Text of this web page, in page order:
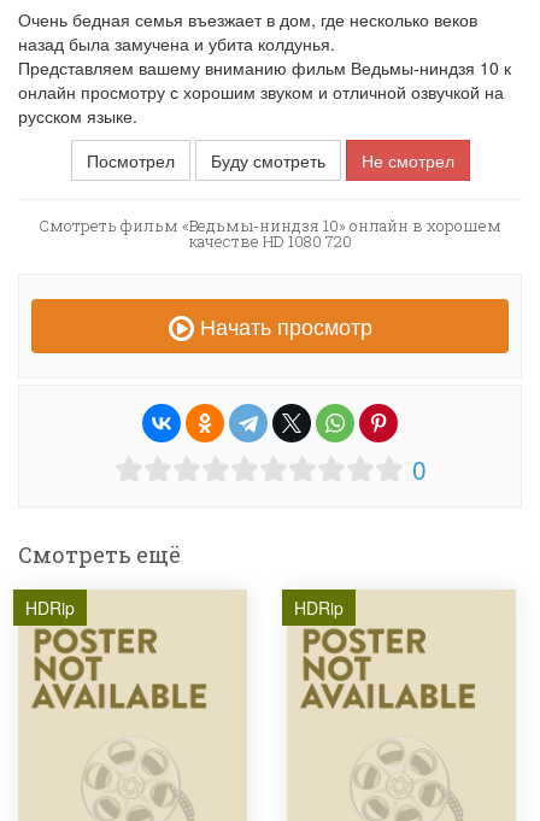
Очень бедная семья въезжает в дом, где несколько веков
назад была замучена и убита колдунья.
Представляем вашему вниманию фильм Ведьмы-ниндзя 10 к
онлайн просмотру с хорошим звуком и отличной озвучкой на
русском языке.
Посмотрел
Буду смотреть Не смотрел
Смотреть фильм «Ведьмы-ниндзя 10» онлайн в хорошем
качестве HD 1080 720
Начать просмотр
0
Смотреть ещё
HDRip HDRip